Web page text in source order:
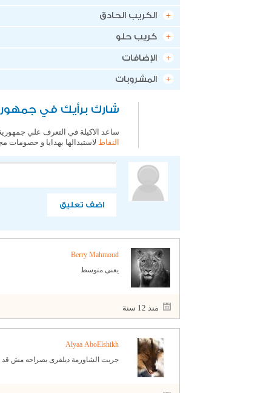
الكريب الحادق
كريب حلو
الإضافات
المشروبات
شارك برأيك في
ساعد الاكيلة في التعرف علي
النقاط لاستبدالها بهدايا و خصومات
اضف تعليق
Berry Mahmoud
يعنى متوسط
منذ 12 سنة
Alyaa AboElshikh
جربت الشاورمة ديلفرى بصراحه مش قد